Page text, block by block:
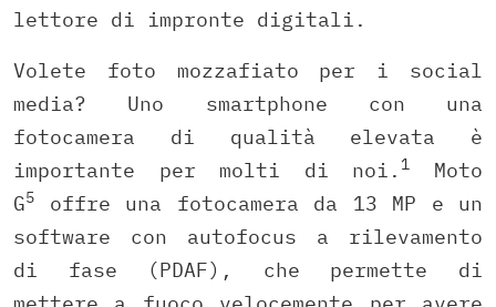
lettore di impronte digitali.
Volete foto mozzafiato per i social
media? Uno smartphone con una
fotocamera di qualità elevata è
importante per molti di noi. 1
Moto
G5
offre una fotocamera da 13 MP e un
software con autofocus a rilevamento
di fase (PDAF), che permette di